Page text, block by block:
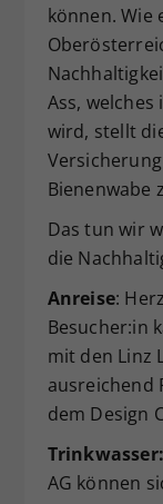
können. Wie
Ass,
wird, stellt
Bienenwabe
Das tun wir
die
Anreise:
Besucher:in
mit den Linz
ausreichend
dem Design
Trinkwasser:
AG können